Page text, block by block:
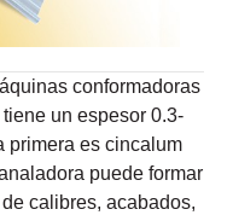
conformadoras
tiene un espesor 0.3-
primera es cincalum
puede formar
calibres, acabados,